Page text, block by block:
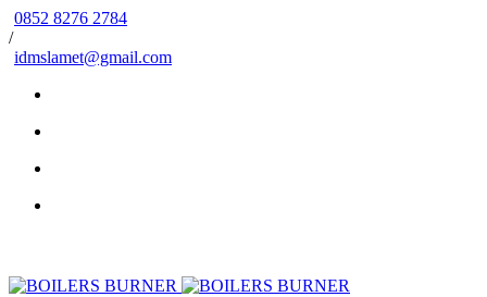
0852 8276 2784
/
idmslamet@gmail.com